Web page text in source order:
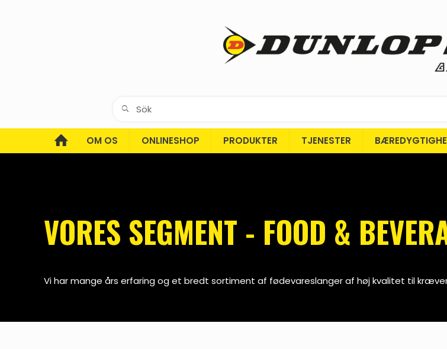
OM OS ONLINESHOP PRODUKTER TJENESTER
VORES SEGMENT - FOOD &
Vi har mange års erfaring og et bredt sortiment af fødevareslanger af høj kvalitet til